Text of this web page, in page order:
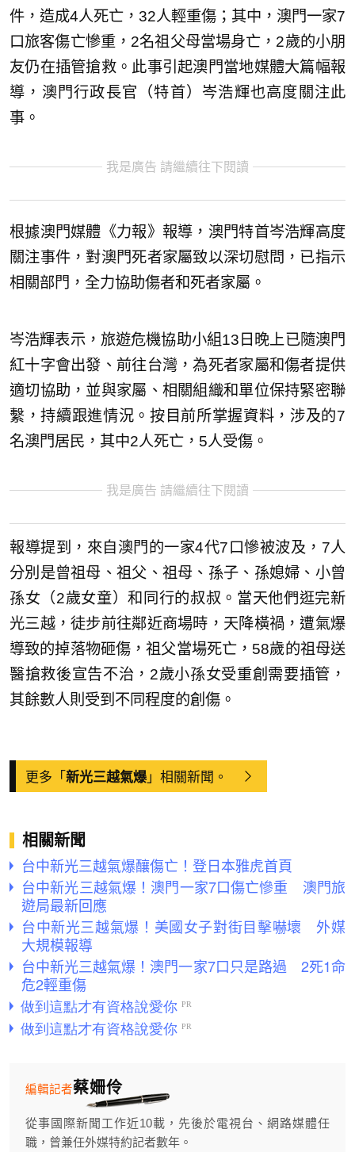
件，造成4人死亡，32人輕重傷；其中，澳門一家7
口旅客傷亡慘重，2名祖父母當場身亡，2歲的小朋
友仍在插管搶救。此事引起澳門當地媒體大篇幅報
導，澳門行政長官（特首）岑浩輝也高度關注此
事。
我是廣告 請繼續往下閱讀
根據澳門媒體《力報》報導，澳門特首岑浩輝高度
關注事件，對澳門死者家屬致以深切慰問，已指示
相關部門，全力協助傷者和死者家屬。
岑浩輝表示，旅遊危機協助小組13日晚上已隨澳門
紅十字會出發、前往台灣，為死者家屬和傷者提供
適切協助，並與家屬、相關組織和單位保持緊密聯
繫，持續跟進情況。按目前所掌握資料，涉及的7
名澳門居民，其中2人死亡，5人受傷。
我是廣告 請繼續往下閱讀
報導提到，來自澳門的一家4代7口慘被波及，7人
分別是曾祖母、祖父、祖母、孫子、孫媳婦、小曾
孫女（2歲女童）和同行的叔叔。當天他們逛完新
光三越，徒步前往鄰近商場時，天降橫禍，遭氣爆
導致的掉落物砸傷，祖父當場死亡，58歲的祖母送
醫搶救後宣告不治，2歲小孫女受重創需要插管，
其餘數人則受到不同程度的創傷。
更多「新光三越氣爆」相關新聞。
相關新聞
台中新光三越氣爆釀傷亡！登日本雅虎首頁
台中新光三越氣爆！澳門一家7口傷亡慘重 澳門旅
遊局最新回應
台中新光三越氣爆！美國女子對街目擊嚇壞 外媒
大規模報導
台中新光三越氣爆！澳門一家7口只是路過 2死1命
危2輕重傷
蔡姍伶
編輯記者
從事國際新聞工作近10載，先後於電視台、網路媒體任
職，曾兼任外媒特約記者數年。